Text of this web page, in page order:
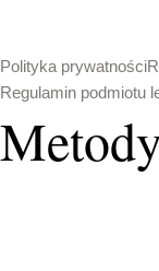
Polityka prywatności
Regulamin podmiotu